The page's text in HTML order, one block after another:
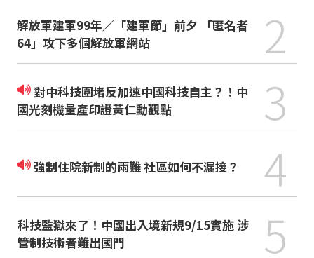
解放軍建軍99年／「建軍節」前夕 「匿名者
64」攻下多個解放軍網站
2
對中科技圍堵反加速中國科技自主？！中
國光刻機量產印證黃仁勳觀點
3
強制住院新制的兩難 社區如何不漏接？ 4
科技監獄來了！中國出入境新規9/15實施 涉
管制技術者難出國門
5